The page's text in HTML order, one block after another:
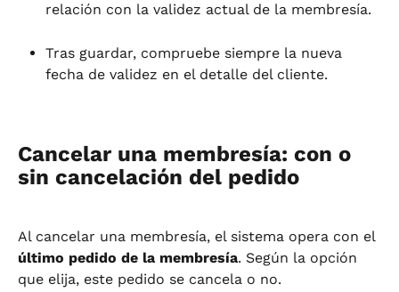
relación con la validez actual de la membresía.
Tras guardar, compruebe siempre la nueva
fecha de validez en el detalle del cliente.
Cancelar una membresía: con o
sin cancelación del pedido
Al cancelar una membresía, el sistema opera con el
último pedido de la membresía. Según la opción
que elija, este pedido se cancela o no.